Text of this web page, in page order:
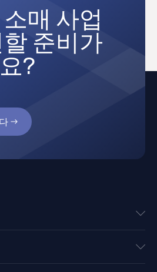
매 사업
준비가
?